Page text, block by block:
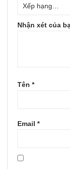
Nhận xét của
Tên *
Email *